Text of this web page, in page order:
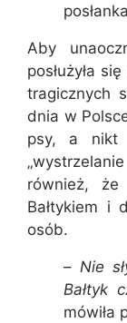
Aby
posłużyła
tragicznych
dnia w
psy, a nikt
również,
Bałtykiem i
osób.
– Nie
Bałtyk
mówiła